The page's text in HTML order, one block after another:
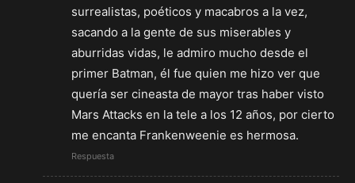
surrealistas, poéticos y macabros a la vez,
sacando a la gente de sus miserables y
aburridas vidas, le admiro mucho desde el
primer Batman, él fue quien me hizo ver que
quería ser cineasta de mayor tras haber visto
Mars Attacks en la tele a los 12 años, por cierto
me encanta Frankenweenie es hermosa.
Respuesta